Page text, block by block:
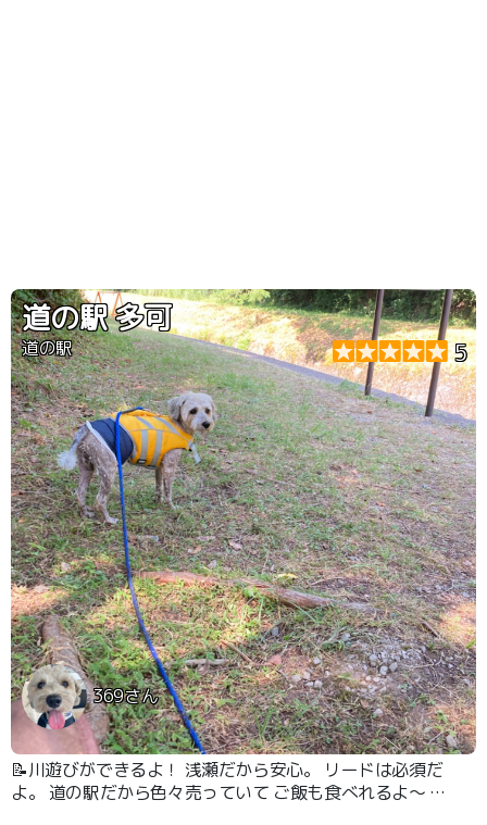
道の駅 多可
道の駅 5
369さん
📝川遊びができるよ！ 浅瀬だから安心。 リードは必須だ
よ。 道の駅だから色々売っていて ご飯も食べれるよ〜 赤